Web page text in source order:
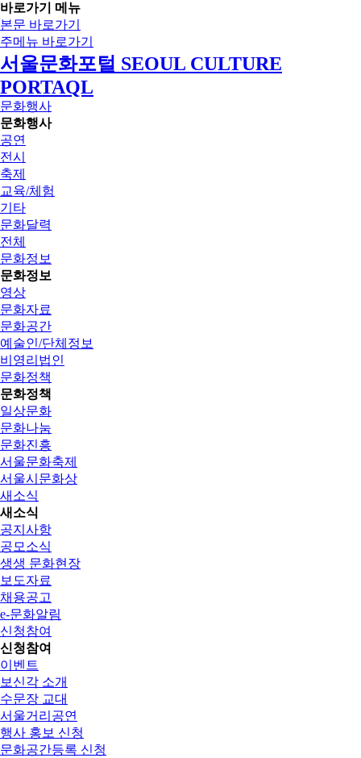
바로가기 메뉴
본문 바로가기
주메뉴 바로가기
서울문화포털 SEOUL CULTURE
PORTAQL
문화행사
문화행사
공연
전시
축제
교육/체험
기타
문화달력
전체
문화정보
문화정보
영상
문화자료
문화공간
예술인/단체정보
비영리법인
문화정책
문화정책
일상문화
문화나눔
문화진흥
서울문화축제
서울시문화상
새소식
새소식
공지사항
공모소식
생생 문화현장
보도자료
채용공고
e-문화알림
신청참여
신청참여
이벤트
보신각 소개
수문장 교대
서울거리공연
행사 홍보 신청
문화공간등록 신청